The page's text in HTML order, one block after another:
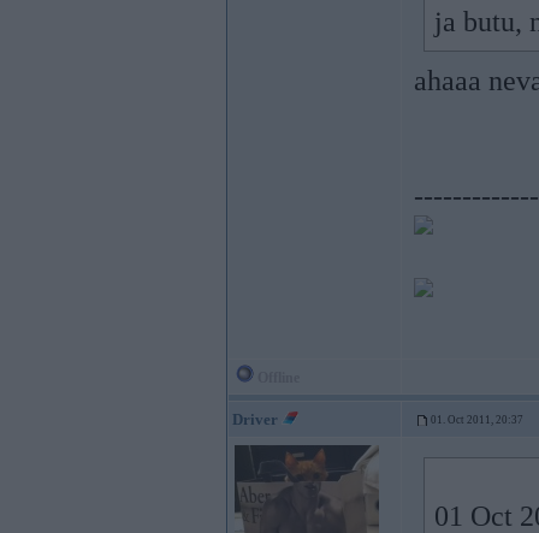
ja butu,
ahaaa
Driver 01. Oct 2011, 20:37
01 Oct